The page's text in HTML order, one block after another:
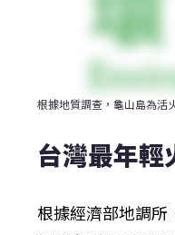
根據地質調查，龜山島為活
台灣最年輕
根據經濟部地調所